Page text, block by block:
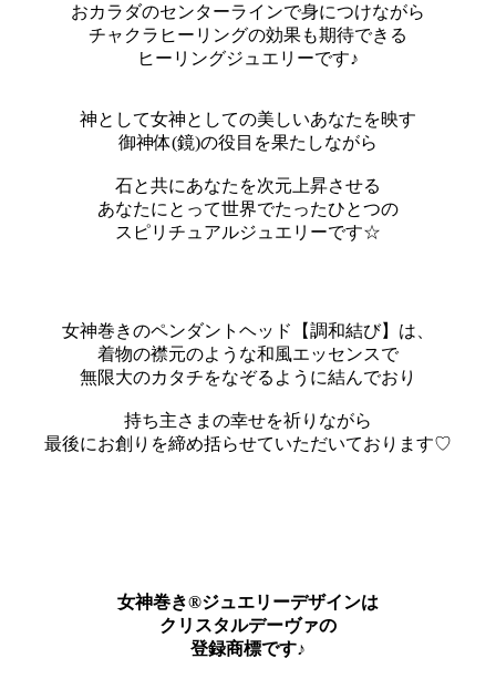
おカラダのセンターラインで身につけながら
チャクラヒーリングの効果も期待できる
ヒーリングジュエリーです♪
神として女神としての美しいあなたを映す
御神体(鏡)の役目を果たしながら
石と共にあなたを次元上昇させる
あなたにとって世界でたったひとつの
スピリチュアルジュエリーです☆
女神巻きのペンダントヘッド【調和結び】は、
着物の襟元のような和風エッセンスで
無限大のカタチをなぞるように結んでおり
持ち主さまの幸せを祈りながら
最後にお創りを締め括らせていただいております♡
女神巻き®ジュエリーデザインは
クリスタルデーヴァの
登録商標です♪